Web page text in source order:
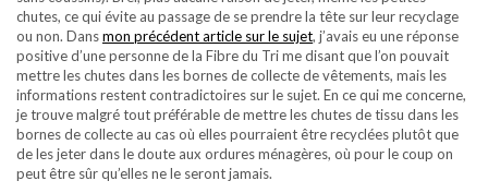
chutes, ce qui évite au passage de se prendre la tête sur leur recyclage
ou non. Dansmon précédent article sur le sujet, j’avais eu une réponse
positive d’une personne de la Fibre du Tri me disant que l’on pouvait
mettre les chutes dans les bornes de collecte de vêtements, mais les
informations restent contradictoires sur le sujet. En ce qui me concerne,
je trouve malgré tout préférable de mettre les chutes de tissu dans les
bornes de collecte au cas où elles pourraient être recyclées plutôt que
de les jeter dans le doute aux ordures ménagères, où pour le coup on
peut être sûr qu’elles ne le seront jamais.